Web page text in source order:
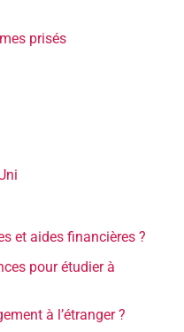
prisés
et aides financières ?
pour étudier à
à l’étranger ?